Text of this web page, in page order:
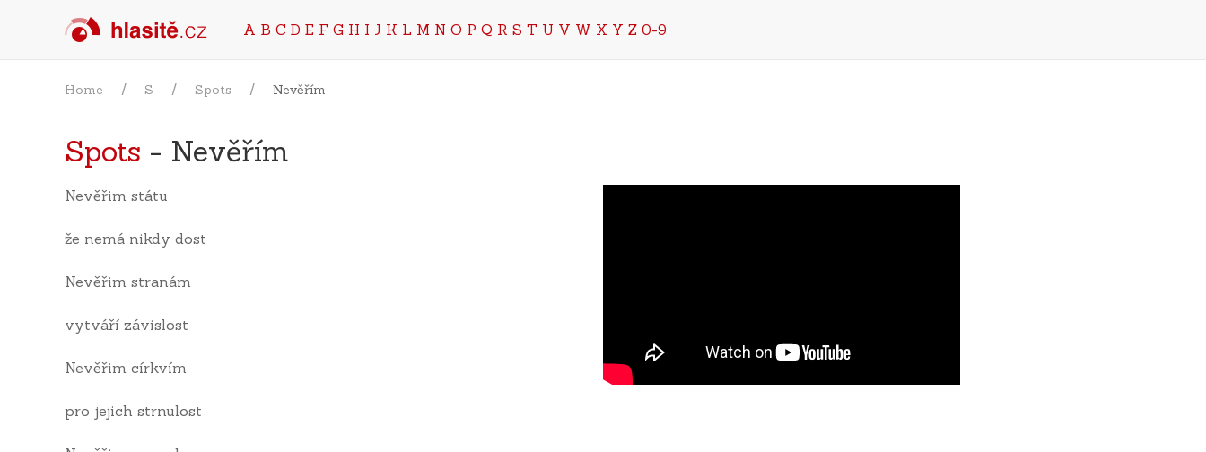
A B C D E F G H I J K L M N O P Q R S T U V W X Y Z 0-9
Home S Spots Nevěřím
Spots - Nevěřím
Nevěřim státu
že nemá nikdy dost
Nevěřim stranám
vytváří závislost
Nevěřim církvím
pro jejich strnulost